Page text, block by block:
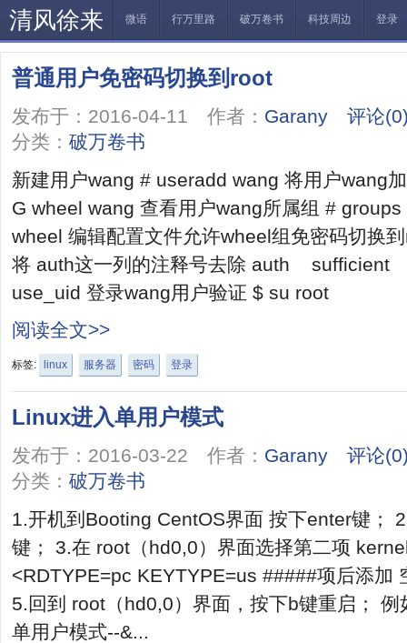
清风徐来 微语 行万里路 破万卷书 科技周边 登录
普通用户免密码切换到root
发布于：2016-04-11 作者： Garany
评论
分类： 破万卷书
新建用户wang # useradd wang 将用户wang
G wheel wang 查看用户wang所属组 #
wheel 编辑配置文件允许wheel组免密码切换
将 auth这一列的注释号去除 auth sufficient
use_uid 登录wang用户验证 $ su root
阅读全文>>
标签: linux 服务器 密码 登录
Linux进入单用户模式
发布于：2016-03-22 作者： Garany
评论
分类： 破万卷书
1.开机到Booting CentOS界面 按下enter键；
键； 3.在 root（hd0,0）界面选择第二项
<RDTYPE=pc KEYTYPE=us #####项后添加
5.回到 root（hd0,0）界面，按下b键重启；
单用户模式--&...